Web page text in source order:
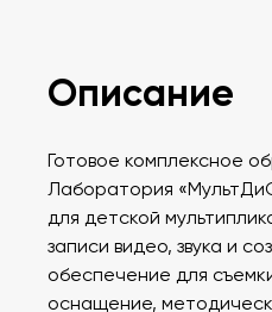
Описание
Готовое комплексное
Лаборатория «
для детской
записи видео, звука и
обеспечение для
оснащение,